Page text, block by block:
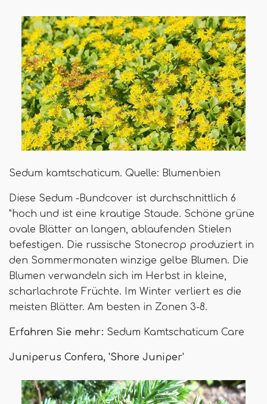
Sedum kamtschaticum. Quelle: Blumenbien
Diese Sedum -Bundcover ist durchschnittlich 6
"hoch und ist eine krautige Staude. Schöne grüne
ovale Blätter an langen, ablaufenden Stielen
befestigen. Die russische Stonecrop produziert in
den Sommermonaten winzige gelbe Blumen. Die
Blumen verwandeln sich im Herbst in kleine,
scharlachrote Früchte. Im Winter verliert es die
meisten Blätter. Am besten in Zonen 3-8.
Erfahren Sie mehr: Sedum Kamtschaticum Care
Juniperus Confera, 'Shore Juniper'